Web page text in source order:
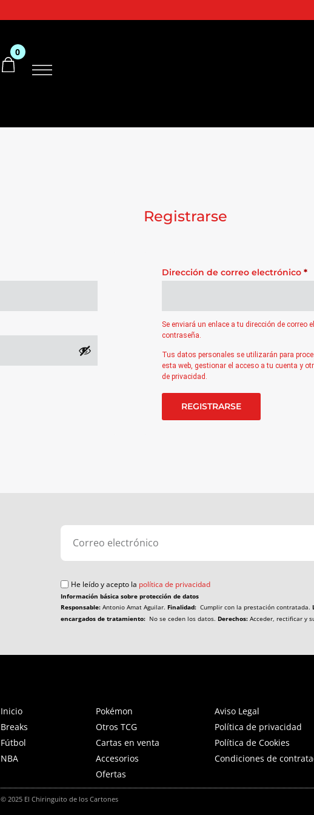
0
Registrarse
Dirección de correo electrónico *
Se enviará un enlace a tu dirección de correo
contraseña.
Tus datos personales se utilizarán para
esta web, gestionar el acceso a tu cuenta y
de privacidad .
REGISTRARSE
He leído y acepto la política de privacidad
Información básica sobre protección de datos
Responsable: Antonio Amat Aguilar. Finalidad: Cumplir con la prestación contratada.
encargados de tratamiento: No se ceden los datos. Derechos: Acceder, rectificar y
Inicio
Breaks
Fútbol
NBA
Pokémon
Otros TCG
Cartas en venta
Accesorios
Ofertas
Aviso Legal
Política de privacidad
Política de Cookies
Condiciones de
© 2025 El Chiringuito de los Cartones